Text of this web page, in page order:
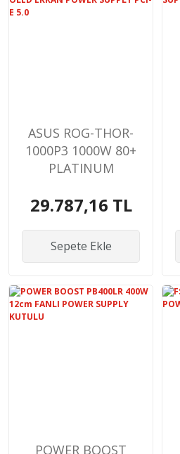
ASUS ROG-THOR-
1000P3 1000W 80+
PLATINUM
EKRAN POWER
29.787,16 TL
Sepete Ekle
POWER BOOST